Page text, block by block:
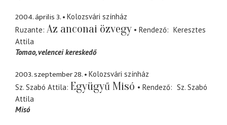
2004. április 3.
Kolozsvári színház
Ruzante Az anconai özvegy Rendező
Keresztes
Attila
Tomao velencei kereskedő
2003. szeptember 28.
Kolozsvári színház
Sz. Szabó Attila Együgyű Misó Rendező
Sz. Szabó
Attila
Misó